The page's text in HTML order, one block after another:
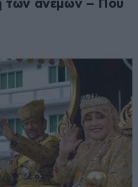
των ανέμων – Που